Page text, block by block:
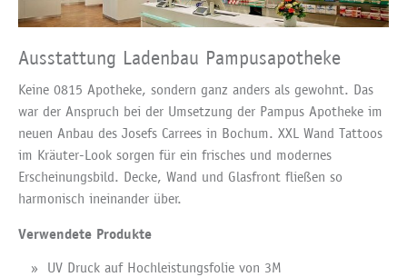
Ausstattung Ladenbau Pampusapotheke
Keine 0815 Apotheke, sondern ganz anders als gewohnt. Das
war der Anspruch bei der Umsetzung der Pampus Apotheke im
neuen Anbau des Josefs Carrees in Bochum. XXL Wand Tattoos
im Kräuter-Look sorgen für ein frisches und modernes
Erscheinungsbild. Decke, Wand und Glasfront fließen so
harmonisch ineinander über.
Verwendete Produkte
UV Druck auf Hochleistungsfolie von 3M